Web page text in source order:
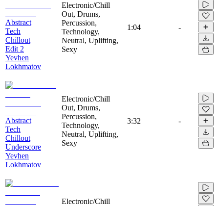
Abstract
Tech
Chillout
Edit 2
Yevhen
Lokhmatov
Electronic/Chill
Out, Drums,
Percussion,
Technology,
Neutral, Uplifting,
Sexy
1:04 -
Abstract
Tech
Chillout
Underscore
Yevhen
Lokhmatov
Electronic/Chill
Out, Drums,
Percussion,
Technology,
Neutral, Uplifting,
Sexy
3:32 -
Electronic/Chill